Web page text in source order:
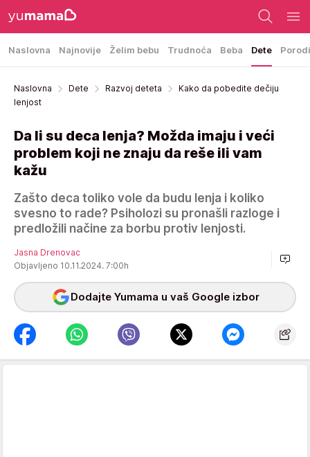
Naslovna Najnovije Želim bebu Trudnoća Beba Dete
Naslovna Dete Razvoj deteta
Kako da pobedite dečiju
lenjost
Da li su deca lenja? Možda imaju i veći
problem koji ne znaju da reše ili vam
kažu
Zašto deca toliko vole da budu lenja i koliko
svesno to rade? Psiholozi su pronašli razloge i
predložili načine za borbu protiv lenjosti.
Jasna Drenovac
Objavljeno 10.11.2024. 7:00h
Dodajte Yumama u vaš Google izbor